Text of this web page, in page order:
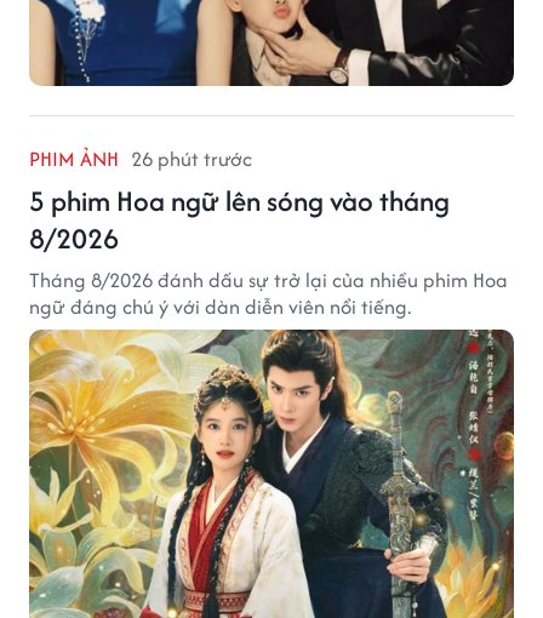
PHIM ẢNH 26 phút trước
5 phim Hoa ngữ lên sóng vào tháng
8/2026
Tháng 8/2026 đánh dấu sự trở lại của nhiều phim Hoa
ngữ đáng chú ý với dàn diễn viên nổi tiếng.